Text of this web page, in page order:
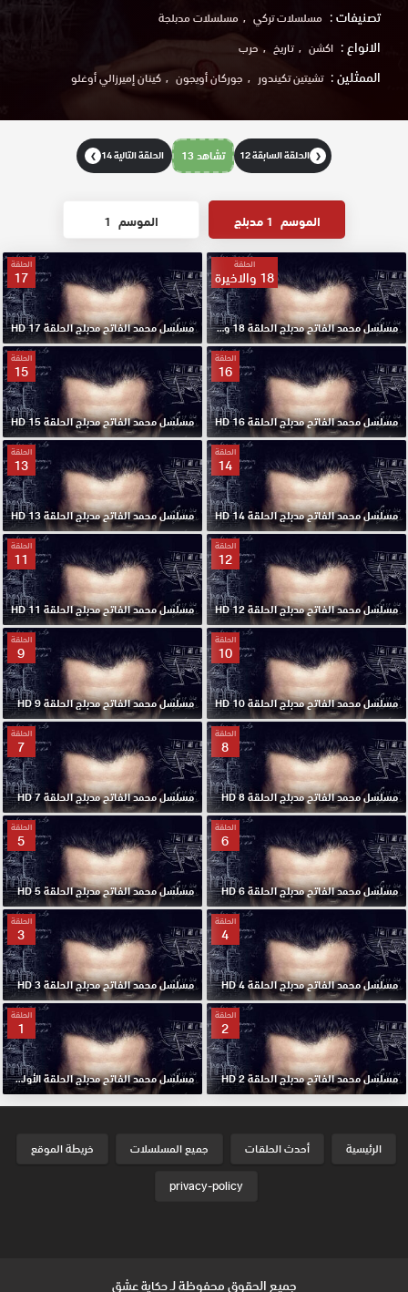
تصنيفات : مسلسلات تركي مسلسلات مدبلجة
الانواع : اكشن تاريخ حرب
الممثلين : تشيتين تكيندور جوركان أويجون كينان إميرزالي أوغلو
❮ الحلقة السابقة 12 تشاهد 13 الحلقة التالية 14 ❯
الموسم 1 مدبلج الموسم 1
الحلقة
18 والاخيرة
مسلسل محمد الفاتح مدبلج الحلقة 18 والاخيرة HD
الحلقة
17
مسلسل محمد الفاتح مدبلج الحلقة 17 HD
الحلقة
16
مسلسل محمد الفاتح مدبلج الحلقة 16 HD
الحلقة
15
مسلسل محمد الفاتح مدبلج الحلقة 15 HD
الحلقة
14
مسلسل محمد الفاتح مدبلج الحلقة 14 HD
الحلقة
13
مسلسل محمد الفاتح مدبلج الحلقة 13 HD
الحلقة
12
مسلسل محمد الفاتح مدبلج الحلقة 12 HD
الحلقة
11
مسلسل محمد الفاتح مدبلج الحلقة 11 HD
الحلقة
10
مسلسل محمد الفاتح مدبلج الحلقة 10 HD
الحلقة
9
مسلسل محمد الفاتح مدبلج الحلقة 9 HD
الحلقة
8
مسلسل محمد الفاتح مدبلج الحلقة 8 HD
الحلقة
7
مسلسل محمد الفاتح مدبلج الحلقة 7 HD
الحلقة
6
مسلسل محمد الفاتح مدبلج الحلقة 6 HD
الحلقة
5
مسلسل محمد الفاتح مدبلج الحلقة 5 HD
الحلقة
4
مسلسل محمد الفاتح مدبلج الحلقة 4 HD
الحلقة
3
مسلسل محمد الفاتح مدبلج الحلقة 3 HD
الحلقة
2
مسلسل محمد الفاتح مدبلج الحلقة 2 HD
الحلقة
1
مسلسل محمد الفاتح مدبلج الحلقة الأولي 1 HD
الرئيسية أحدث الحلقات جميع المسلسلات
خريطة الموقع
privacy-policy
جميع الحقوق محفوظة لـحكاية عشق